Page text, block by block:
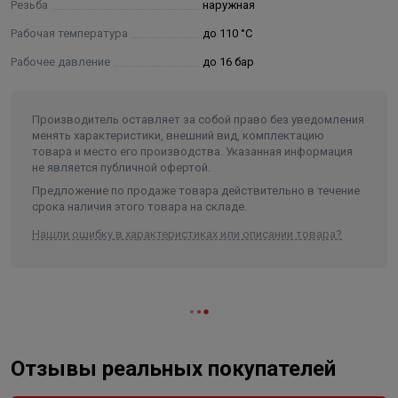
углеводороды. В таких случаях необходимо заменить
кольца из EPDM на кольца из FPM (Viton). Кольца FPM
приобретаются отдельно.
хлора (бассейны с хлорированием воды и т. п.).
Содержание хлоридов в рабочей среде не должно
превышать значений, указанных в техническом
паспорте.
- Непосредственное соединение элементов из
нержавеющей стали с оцинкованной сталью (арматура,
бронзы с длиной не менее 50 мм.
в себя трубы из нержавеющей стали, которые
соединяются между собой и присоединяются к
Резьба наружная
Рабочая температура до 110 °С
Рабочее давление до 16 бар
Производитель оставляет за собой право без уведомления
менять характеристики, внешний вид, комплектацию
товара и место его производства. Указанная информация
не является публичной офертой.
Предложение по продаже товара действительно в течение
срока наличия этого товара на складе.
Нашли ошибку в характеристиках или описании товара?
Отзывы реальных покупателей